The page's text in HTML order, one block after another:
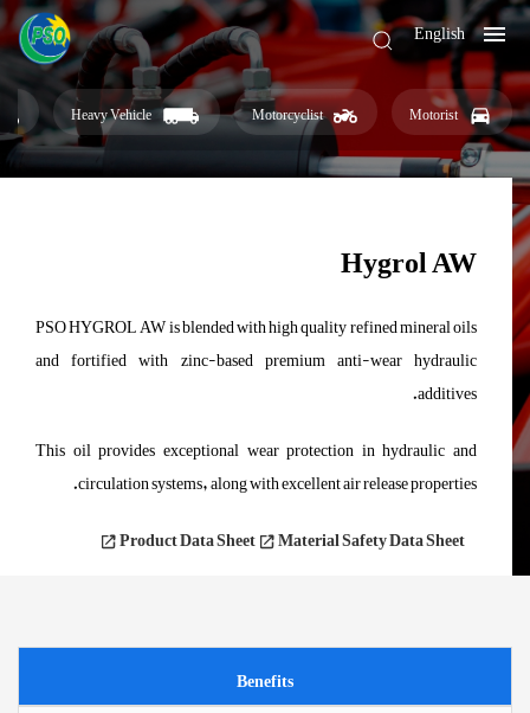
English
Motorist
Motorcyclist
Heavy Vehicle
Hygrol AW
PSO HYGROL AW is blended with high quality refined mineral oils
and fortified with zinc-based premium anti-wear hydraulic
additives.
This oil provides exceptional wear protection in hydraulic and
circulation systems, along with excellent air release properties.
Product Data Sheet Material Safety Data Sheet
Benefits